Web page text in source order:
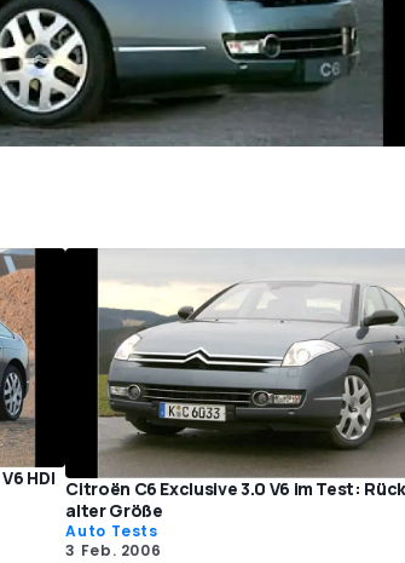
HDI Citroën C6 Exclusive 3.0 V6 im Test:
alter Größe
Auto Tests
3 Feb. 2006